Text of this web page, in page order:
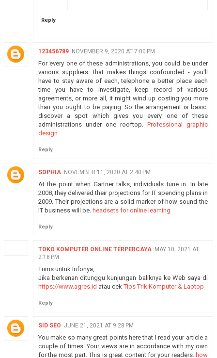
Reply
123456789 NOVEMBER 9, 2020 AT 7:00 PM
For every one of these administrations, you could be under
various suppliers. that makes things confounded - you'll
have to stay aware of each, telephone a better place each
time you have to investigate, keep record of various
agreements, or more all, it might wind up costing you more
than you ought to be paying. So the arrangement is basic:
discover a spot which gives you every one of these
administrations under one rooftop. Professional graphic
design
Reply
SOPHIA NOVEMBER 11, 2020 AT 2:40 PM
At the point when Gartner talks, individuals tune in. In late
2008, they delivered their projections for IT spending plans in
2009. Their projections are a solid marker of how sound the
IT business will be. headsets for online learning
Reply
TOKO KOMPUTER ONLINE TERPERCAYA MAY 10, 2021 AT
2:18 PM
Trims untuk Infonya,
Jika berkenan ditunggu kunjungan baliknya ke Web saya di
https://www.agres.id atau cekTips Trik Komputer & Laptop
Reply
SID SEO JUNE 21, 2021 AT 9:28 PM
You make so many great points here that I read your article a
couple of times. Your views are in accordance with my own
for the most part. This is great content for your readers. how